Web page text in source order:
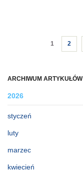
ARCHIWUM ARTYKUŁÓW
2026
styczeń
luty
marzec
kwiecień
1 2